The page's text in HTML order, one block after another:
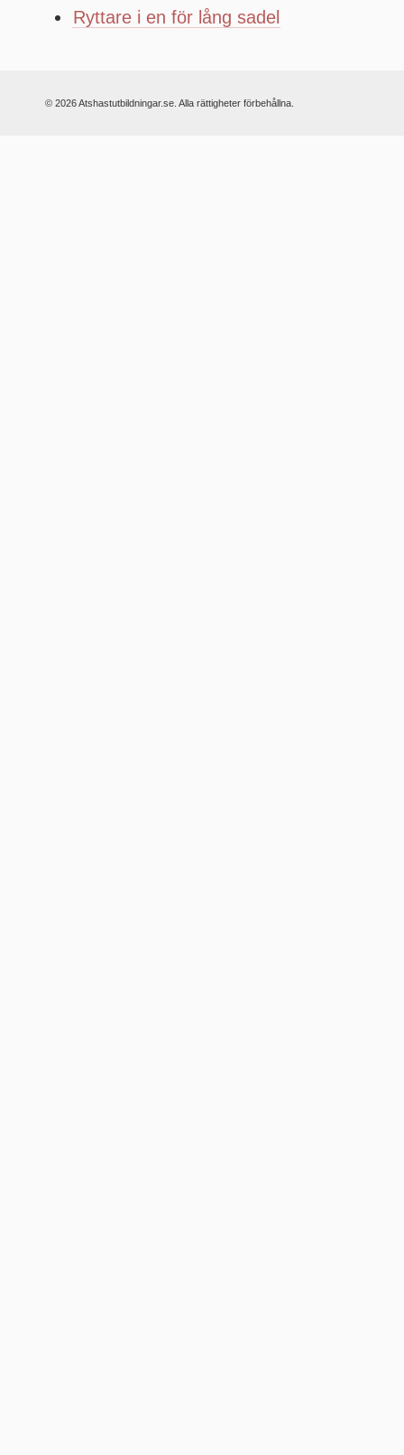
Ryttare i en för lång sadel
© 2026 Atshastutbildningar.se. Alla rättigheter förbehållna.